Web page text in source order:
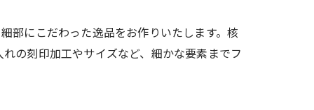
部にこだわった逸品をお作りいたします。核
の刻印加工やサイズなど、細かな要素までフ